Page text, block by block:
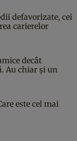
defavorizate, cei
carierelor
decât
Au chiar și un
este cel mai